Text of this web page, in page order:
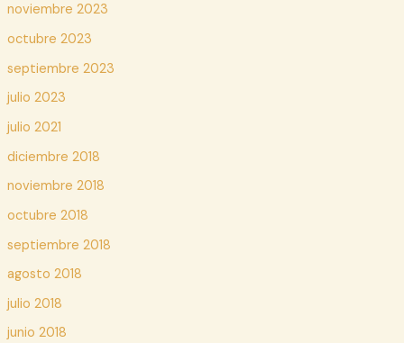
noviembre 2023
octubre 2023
septiembre 2023
julio 2023
julio 2021
diciembre 2018
noviembre 2018
octubre 2018
septiembre 2018
agosto 2018
julio 2018
junio 2018